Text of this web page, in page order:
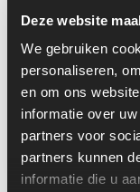
Deze website
We gebruiken
personaliseren,
en om ons
informatie over
partners voor
partners kunnen
informatie die u
Machine:
Onderdeel Merk:
Onderdeel Type:
Onderdeel nummer: